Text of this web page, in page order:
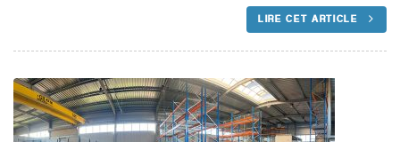
LIRE CET ARTICLE